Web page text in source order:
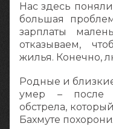
Нас здесь
большая
зарплаты
отказываем,
жилья. Конечно,
Родные и
умер – после
обстрела,
Бахмуте